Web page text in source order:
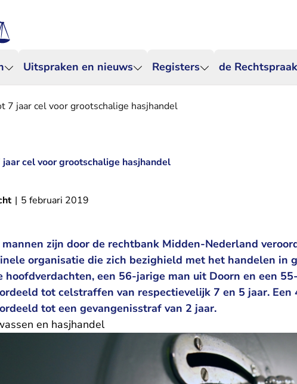
Uitspraken en nieuws Registers de Rechtspraak
7 jaar cel voor grootschalige hasjhandel
jaar cel voor grootschalige hasjhandel
| 5 februari 2019
zijn door de rechtbank Midden-Nederland
organisatie die zich bezighield met het handelen in
hoofdverdachten, een 56-jarige man uit Doorn en een
tot celstraffen van respectievelijk 7 en 5 jaar.
tot een gevangenisstraf van 2 jaar.
en hasjhandel